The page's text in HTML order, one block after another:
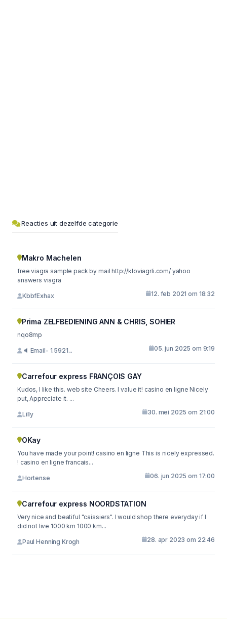
Reacties uit dezelfde categorie
Makro Machelen
free viagra sample pack by mail http://kloviagrli.com/ yahoo
answers viagra
KbbfExhax 12. feb 2021 om 18:32
Prima ZELFBEDIENING ANN & CHRIS, SOHIER
nqo8mp
🔈 Email- 1.5921... 05. jun 2025 om 9:19
Carrefour express FRANÇOIS GAY
Kudos, I like this. web site Cheers. I value it! casino en ligne Nicely
put, Appreciate it. ...
Lilly 30. mei 2025 om 21:00
OKay
You have made your point! casino en ligne This is nicely expressed.
! casino en ligne francais...
Hortense 06. jun 2025 om 17:00
Carrefour express NOORDSTATION
Very nice and beatiful "caissiers". I would shop there everyday if I
did not live 1000 km 1000 km...
Paul Henning Krogh 28. apr 2023 om 22:46